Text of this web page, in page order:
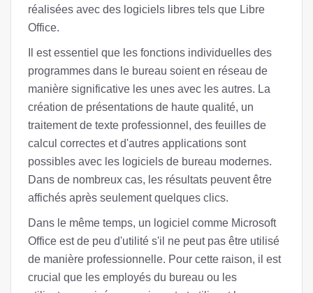
réalisées avec des logiciels libres tels que Libre
Office.
Il est essentiel que les fonctions individuelles des
programmes dans le bureau soient en réseau de
manière significative les unes avec les autres. La
création de présentations de haute qualité, un
traitement de texte professionnel, des feuilles de
calcul correctes et d'autres applications sont
possibles avec les logiciels de bureau modernes.
Dans de nombreux cas, les résultats peuvent être
affichés après seulement quelques clics.
Dans le même temps, un logiciel comme Microsoft
Office est de peu d'utilité s'il ne peut pas être utilisé
de manière professionnelle. Pour cette raison, il est
crucial que les employés du bureau ou les